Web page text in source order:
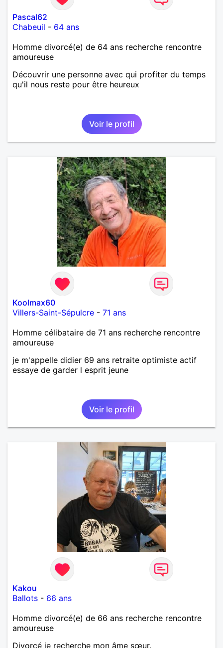
Pascal62
Chabeuil - 64 ans
Homme divorcé(e) de 64 ans recherche rencontre
amoureuse
Découvrir une personne avec qui profiter du temps
qu'il nous reste pour être heureux
Voir le profil
Koolmax60
Villers-Saint-Sépulcre - 71 ans
Homme célibataire de 71 ans recherche rencontre
amoureuse
je m'appelle didier 69 ans retraite optimiste actif
essaye de garder l esprit jeune
Voir le profil
Kakou
Ballots - 66 ans
Homme divorcé(e) de 66 ans recherche rencontre
amoureuse
Divorcé je recherche mon âme sœur.